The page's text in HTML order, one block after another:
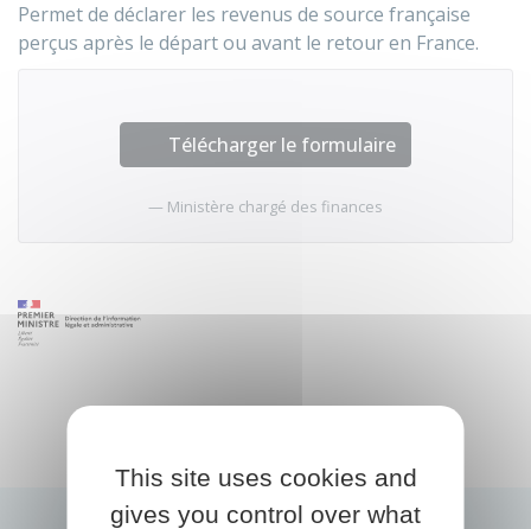
Permet de déclarer les revenus de source française
perçus après le départ ou avant le retour en France.
Télécharger le formulaire
Ministère chargé des finances
This site uses cookies and
gives you control over what